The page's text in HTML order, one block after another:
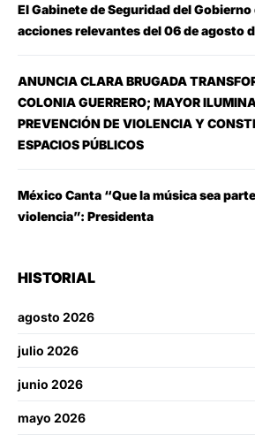
El Gabinete de Seguridad del
acciones relevantes del 06 de agosto
ANUNCIA CLARA BRUGADA
COLONIA GUERRERO; MAYOR
PREVENCIÓN DE VIOLENCIA Y
ESPACIOS PÚBLICOS
México Canta “Que la música sea
violencia”: Presidenta
HISTORIAL
agosto 2026
julio 2026
junio 2026
mayo 2026